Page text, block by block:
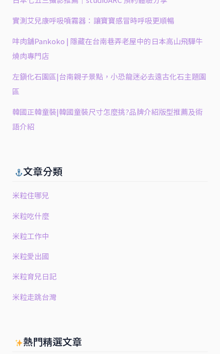
實測艾兒康呼吸噴霧器：讓寶寶感冒時呼吸更順暢
㕩肉舖Pankoko | 隱藏在台南巷弄老屋中的日本高山飛驒牛
燒肉專門店
左鎮化石園區|台南親子景點，小恐龍迷必去遠古化石主題園
區
韓國正韓童裝|韓國童裝尺寸怎麼挑?品牌介紹版型推薦及術
語介紹
文章分類
米粒住哪兒
米粒吃什麼
米粒工作中
米粒愛出國
米粒育兒日記
米粒走跳台灣
熱門精選文章